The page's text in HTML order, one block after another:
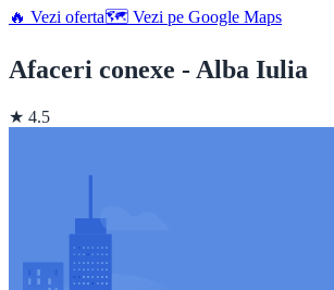
🔥 Vezi oferta🗺️ Vezi pe Google Maps
Afaceri conexe - Alba Iulia
★ 4.5